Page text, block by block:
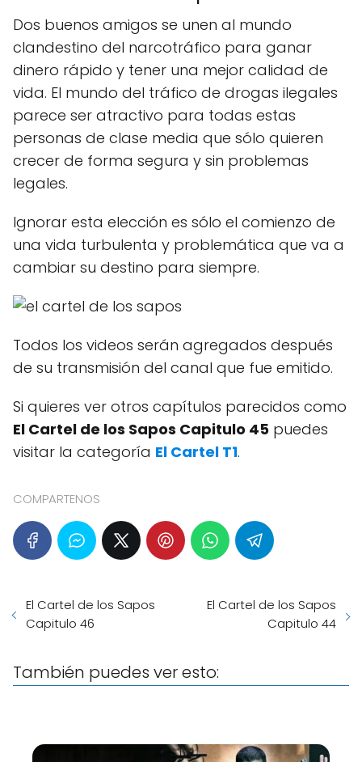
Dos buenos amigos se unen al mundo
clandestino del narcotráfico para ganar
dinero rápido y tener una mejor calidad de
vida. El mundo del tráfico de drogas ilegales
parece ser atractivo para todas estas
personas de clase media que sólo quieren
crecer de forma segura y sin problemas
legales.
Ignorar esta elección es sólo el comienzo de
una vida turbulenta y problemática que va a
cambiar su destino para siempre.
Todos los videos serán agregados después
de su transmisión del canal que fue emitido.
Si quieres ver otros capítulos parecidos como
El Cartel de los Sapos Capitulo 45 puedes
visitar la categoría El Cartel T1.
COMPARTENOS
El Cartel de los Sapos
Capitulo 46
El Cartel de los Sapos
Capitulo 44
También puedes ver esto: